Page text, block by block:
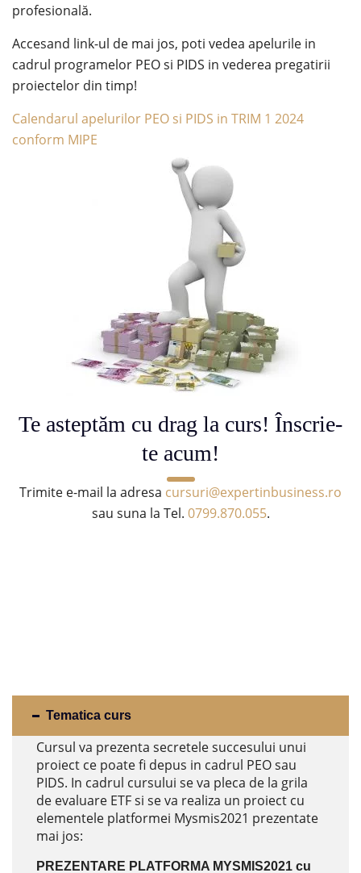
profesională.
Accesand link-ul de mai jos, poti vedea apelurile in
cadrul programelor PEO si PIDS in vederea pregatirii
proiectelor din timp!
Calendarul apelurilor PEO si PIDS in TRIM 1 2024
conform MIPE
Te asteptăm cu drag la curs! Înscrie-
te acum!
Trimite e-mail la adresa cursuri@expertinbusiness.ro
sau suna la Tel. 0799.870.055.
Tematica curs
Cursul va prezenta secretele succesului unui
proiect ce poate fi depus in cadrul PEO sau
PIDS. In cadrul cursului se va pleca de la grila
de evaluare ETF si se va realiza un proiect cu
elementele platformei Mysmis2021 prezentate
mai jos:
PREZENTARE PLATFORMA MYSMIS2021 cu